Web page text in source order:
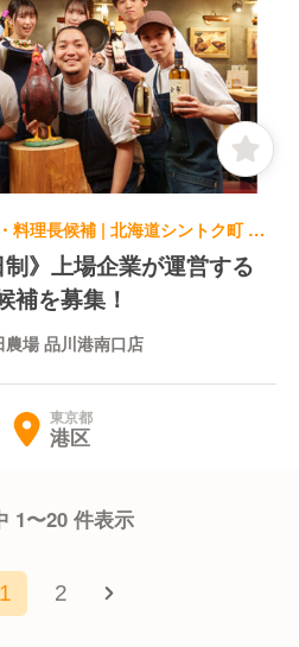
居酒屋, バル・バー | 料理長・料理長候補 | 北海道シントク町 塚田農場 品川港南口店
制》上場企業が運営する
補を募集！
場 品川港南口店
東京都
港区
1〜20 件表示
1 2